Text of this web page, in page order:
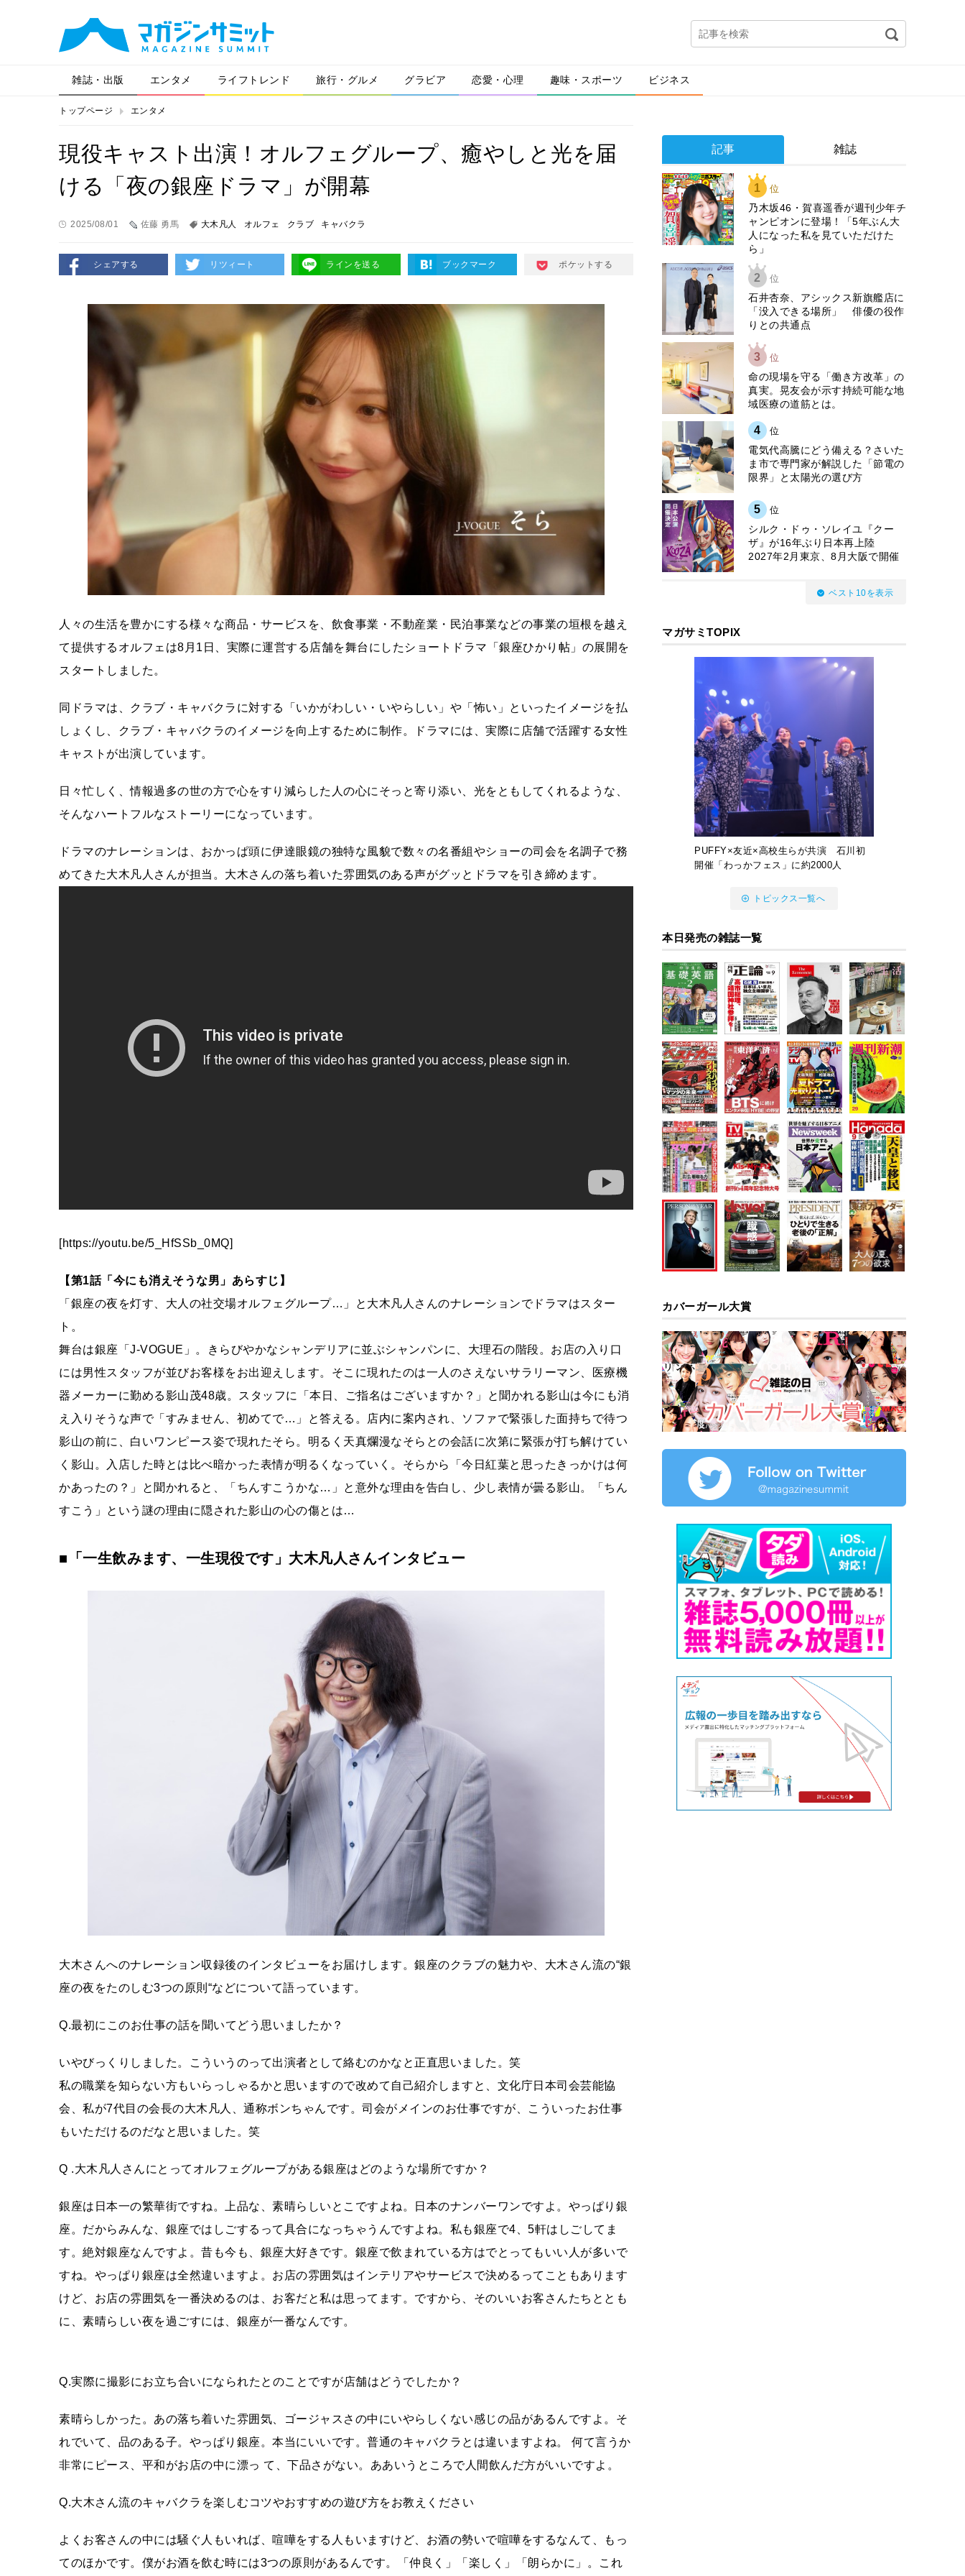
雑誌・出版 エンタメ ライフトレンド 旅行・グルメ グラビア 恋愛・心理 趣味・スポーツ ビジネス
トップページ エンタメ
現役キャスト出演！オルフェグループ、癒やしと光を届
ける「夜の銀座ドラマ」が開幕
2025/08/01 佐藤 勇馬 大木凡人 オルフェ クラブ キャバクラ
シェアする リツィート ラインを送る ブックマーク ポケットする
人々の生活を豊かにする様々な商品・サービスを、飲食事業・不動産業・民泊事業などの事業の垣根を越え
て提供するオルフェは8月1日、実際に運営する店舗を舞台にしたショートドラマ「銀座ひかり帖」の展開を
スタートしました。
同ドラマは、クラブ・キャバクラに対する「いかがわしい・いやらしい」や「怖い」といったイメージを払
しょくし、クラブ・キャバクラのイメージを向上するために制作。ドラマには、実際に店舗で活躍する女性
キャストが出演しています。
日々忙しく、情報過多の世の方で心をすり減らした人の心にそっと寄り添い、光をともしてくれるような、
そんなハートフルなストーリーになっています。
ドラマのナレーションは、おかっぱ頭に伊達眼鏡の独特な風貌で数々の名番組やショーの司会を名調子で務
めてきた大木凡人さんが担当。大木さんの落ち着いた雰囲気のある声がグッとドラマを引き締めます。
[https://youtu.be/5_HfSSb_0MQ]
【第1話「今にも消えそうな男」あらすじ】
「銀座の夜を灯す、大人の社交場オルフェグループ…」と大木凡人さんのナレーションでドラマはスター
ト。
舞台は銀座「J-VOGUE」。きらびやかなシャンデリアに並ぶシャンパンに、大理石の階段。お店の入り口
には男性スタッフが並びお客様をお出迎えします。そこに現れたのは一人のさえないサラリーマン、医療機
器メーカーに勤める影山茂48歳。スタッフに「本日、ご指名はございますか？」と聞かれる影山は今にも消
え入りそうな声で「すみません、初めてで…」と答える。店内に案内され、ソファで緊張した面持ちで待つ
影山の前に、白いワンピース姿で現れたそら。明るく天真爛漫なそらとの会話に次第に緊張が打ち解けてい
く影山。入店した時とは比べ暗かった表情が明るくなっていく。そらから「今日紅葉と思ったきっかけは何
かあったの？」と聞かれると、「ちんすこうかな…」と意外な理由を告白し、少し表情が曇る影山。「ちん
すこう」という謎の理由に隠された影山の心の傷とは…
■「一生飲みます、一生現役です」大木凡人さんインタビュー
大木さんへのナレーション収録後のインタビューをお届けします。銀座のクラブの魅力や、大木さん流の“銀
座の夜をたのしむ3つの原則“などについて語っています。
Q.最初にこのお仕事の話を聞いてどう思いましたか？
いやびっくりしました。こういうのって出演者として絡むのかなと正直思いました。笑
私の職業を知らない方もいらっしゃるかと思いますので改めて自己紹介しますと、文化庁日本司会芸能協
会、私が7代目の会長の大木凡人、通称ボンちゃんです。司会がメインのお仕事ですが、こういったお仕事
もいただけるのだなと思いました。笑
Q .大木凡人さんにとってオルフェグループがある銀座はどのような場所ですか？
銀座は日本一の繁華街ですね。上品な、素晴らしいとこですよね。日本のナンバーワンですよ。やっぱり銀
座。だからみんな、銀座ではしごするって具合になっちゃうんですよね。私も銀座で4、5軒はしごしてま
す。絶対銀座なんですよ。昔も今も、銀座大好きです。銀座で飲まれている方はでとってもいい人が多いで
すね。やっぱり銀座は全然違いますよ。お店の雰囲気はインテリアやサービスで決めるってこともあります
けど、お店の雰囲気を一番決めるのは、お客だと私は思ってます。ですから、そのいいお客さんたちととも
に、素晴らしい夜を過ごすには、銀座が一番なんです。
Q.実際に撮影にお立ち合いになられたとのことですが店舗はどうでしたか？
素晴らしかった。あの落ち着いた雰囲気、ゴージャスさの中にいやらしくない感じの品があるんですよ。そ
れでいて、品のある子。やっぱり銀座。本当にいいです。普通のキャバクラとは違いますよね。 何て言うか
非常にピース、平和がお店の中に漂っ て、下品さがない。ああいうところで人間飲んだ方がいいですよ。
Q.大木さん流のキャバクラを楽しむコツやおすすめの遊び方をお教えください
よくお客さんの中には騒ぐ人もいれば、喧嘩をする人もいますけど、お酒の勢いで喧嘩をするなんて、もっ
てのほかです。僕がお酒を飲む時には3つの原則があるんです。「仲良く」「楽しく」「朗らかに」。これ
記事 雑誌
1 位
乃木坂46・賀喜遥香が週刊少年チ
ャンピオンに登場！「5年ぶん大
人になった私を見ていただけた
ら」
2 位
石井杏奈、アシックス新旗艦店に
「没入できる場所」 俳優の役作
りとの共通点
3 位
​命の現場を守る「働き方改革」の
真実。晃友会が示す持続可能な地
域医療の道筋とは。
4 位
電気代高騰にどう備える？さいた
ま市で専門家が解説した「節電の
限界」と太陽光の選び方
5 位
シルク・ドゥ・ソレイユ『クー
ザ』が16年ぶり日本再上陸
2027年2月東京、8月大阪で開催
ベスト10を表示
マガサミTOPIX
PUFFY×友近×高校生らが共演 石川初
開催「わっかフェス」に約2000人
トピックス一覧へ
本日発売の雑誌一覧
カバーガール大賞